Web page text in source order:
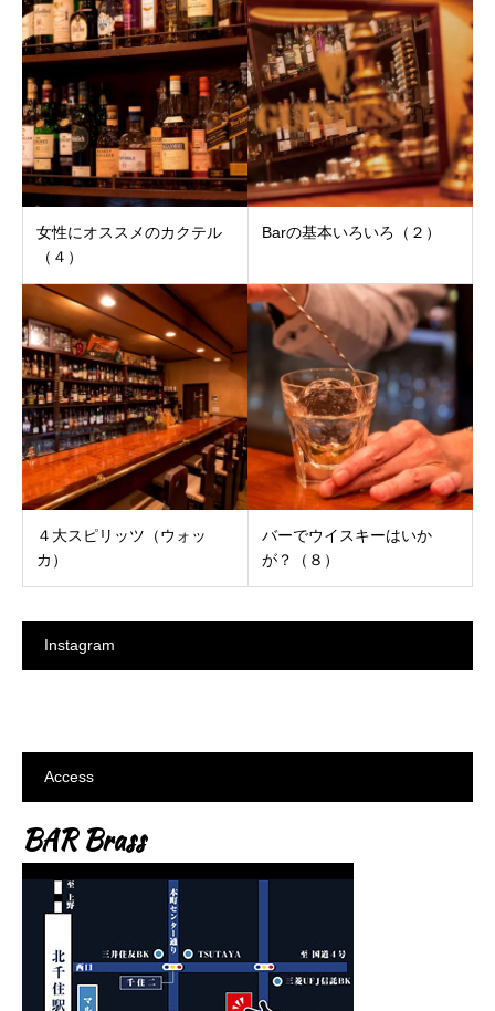
女性にオススメのカクテル
（４）
Barの基本いろいろ（２）
４大スピリッツ（ウォッ
カ）
バーでウイスキーはいか
が？（８）
Instagram
Access
BAR Brass